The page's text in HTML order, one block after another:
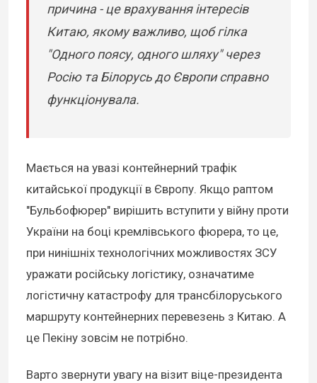
причина - це врахування інтересів
Китаю, якому важливо, щоб гілка
"Одного поясу, одного шляху" через
Росію та Білорусь до Європи справно
функціонувала.
Мається на увазі контейнерний трафік
китайської продукції в Європу. Якщо раптом
"Бульбофюрер" вирішить вступити у війну проти
України на боці кремлівського фюрера, то це,
при нинішніх технологічних можливостях ЗСУ
уражати російську логістику, означатиме
логістичну катастрофу для трансбілоруського
маршруту контейнерних перевезень з Китаю. А
це Пекіну зовсім не потрібно.
Варто звернути увагу на візит віце-президента